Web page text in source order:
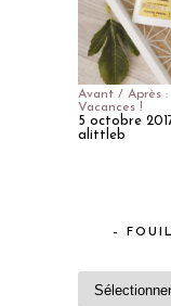
Avant / Après :
Vacances !
5 octobre
alittleb
–